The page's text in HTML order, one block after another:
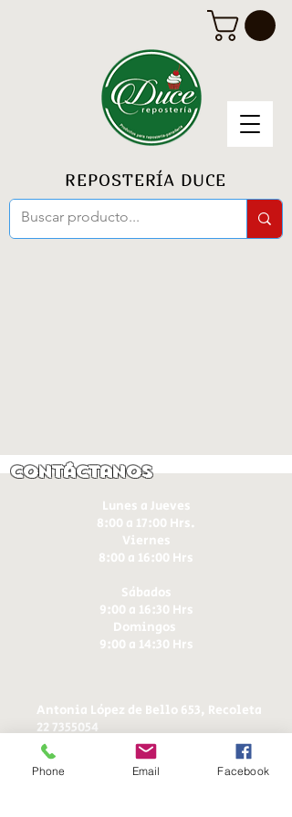
REPOSTERÍA DUCE
Contáctanos
Lunes a Jueves
8:00 a 17:00 Hrs.
Viernes
8:00 a 16:00 Hrs​
Sábados
9:00 a 16:30 Hrs
Domingos
9:00 a 14:30 Hrs
Antonia López de Bello 653, Recoleta
22 7355054
22 7375725
+56 9 75224598
ducereposteria@gmail.com
Phone Email Facebook